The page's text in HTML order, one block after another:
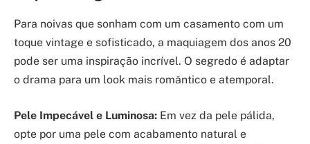
Para noivas que sonham com um casamento com um
toque vintage e sofisticado, a maquiagem dos anos 20
pode ser uma inspiração incrível. O segredo é adaptar
o drama para um look mais romântico e atemporal.
Pele Impecável e Luminosa: Em vez da pele pálida,
opte por uma pele com acabamento natural e